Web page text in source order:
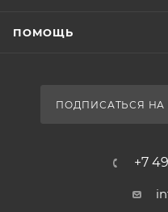
ПОМОЩЬ
ПОДПИСАТЬСЯ НА
+7